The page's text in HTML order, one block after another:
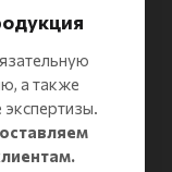
а также